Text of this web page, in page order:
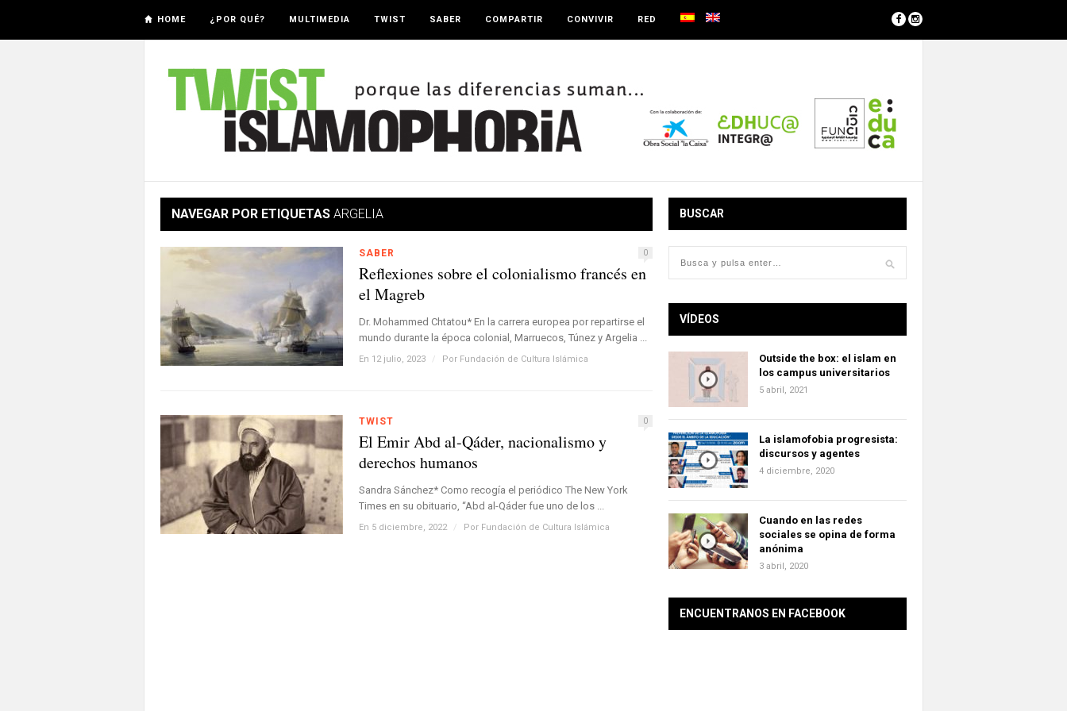
HOME ¿POR QUÉ? MULTIMEDIA TWIST SABER COMPARTIR CONVIVIR RED
NAVEGAR POR ETIQUETAS ARGELIA
SABER 0
Reflexiones sobre el colonialismo francés en
el Magreb
Dr. Mohammed Chtatou* En la carrera europea por repartirse el
mundo durante la época colonial, Marruecos, Túnez y Argelia ...
En 12 julio, 2023 / Por Fundación de Cultura Islámica
TWIST 0
El Emir Abd al-Qáder, nacionalismo y
derechos humanos
Sandra Sánchez* Como recogía el periódico The New York
Times en su obituario, “Abd al-Qáder fue uno de los ...
En 5 diciembre, 2022 / Por Fundación de Cultura Islámica
BUSCAR
VÍDEOS
Outside the box: el islam en
los campus universitarios
5 abril, 2021
La islamofobia progresista:
discursos y agentes
4 diciembre, 2020
Cuando en las redes
sociales se opina de forma
anónima
3 abril, 2020
ENCUENTRANOS EN FACEBOOK